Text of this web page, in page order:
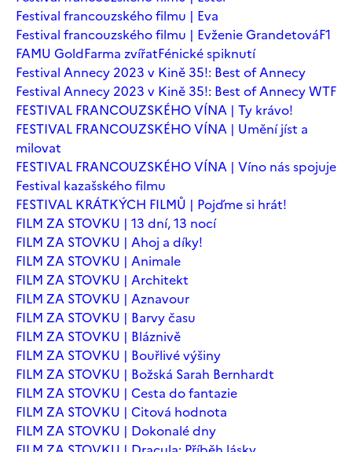
Festival francouzského filmu | Eva
Festival francouzského filmu | Evženie GrandetováF1
FAMU GoldFarma zvířatFénické spiknutí
Festival Annecy 2023 v Kině 35!: Best of Annecy
Festival Annecy 2023 v Kině 35!: Best of Annecy WTF
FESTIVAL FRANCOUZSKÉHO VÍNA | Ty krávo!
FESTIVAL FRANCOUZSKÉHO VÍNA | Umění jíst a
milovat
FESTIVAL FRANCOUZSKÉHO VÍNA | Víno nás spojuje
Festival kazašského filmu
FESTIVAL KRÁTKÝCH FILMŮ | Pojďme si hrát!
FILM ZA STOVKU | 13 dní, 13 nocí
FILM ZA STOVKU | Ahoj a díky!
FILM ZA STOVKU | Animale
FILM ZA STOVKU | Architekt
FILM ZA STOVKU | Aznavour
FILM ZA STOVKU | Barvy času
FILM ZA STOVKU | Bláznivě
FILM ZA STOVKU | Bouřlivé výšiny
FILM ZA STOVKU | Božská Sarah Bernhardt
FILM ZA STOVKU | Cesta do fantazie
FILM ZA STOVKU | Citová hodnota
FILM ZA STOVKU | Dokonalé dny